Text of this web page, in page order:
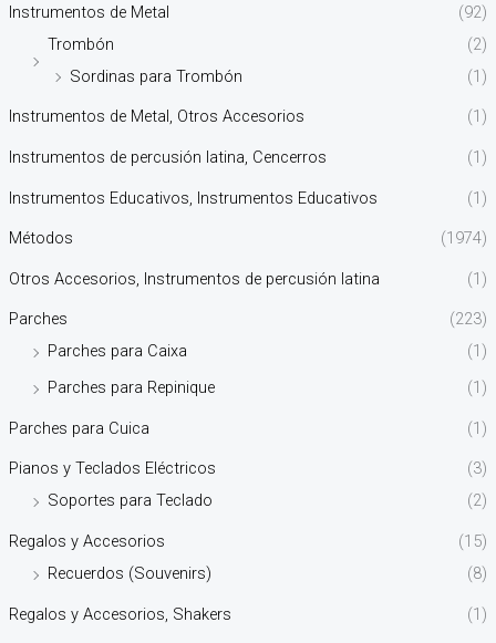
Instrumentos de Metal
(92)
Trombón
(2)
Sordinas para Trombón
(1)
Instrumentos de Metal, Otros Accesorios (1)
Instrumentos de percusión latina, Cencerros (1)
Instrumentos Educativos, Instrumentos Educativos (1)
Métodos (1974)
Otros Accesorios, Instrumentos de percusión latina (1)
Parches
(223)
Parches para Caixa
(1)
Parches para Repinique
(1)
Parches para Cuica (1)
Pianos y Teclados Eléctricos
(3)
Soportes para Teclado
(2)
Regalos y Accesorios
(15)
Recuerdos (Souvenirs)
(8)
Regalos y Accesorios, Shakers (1)